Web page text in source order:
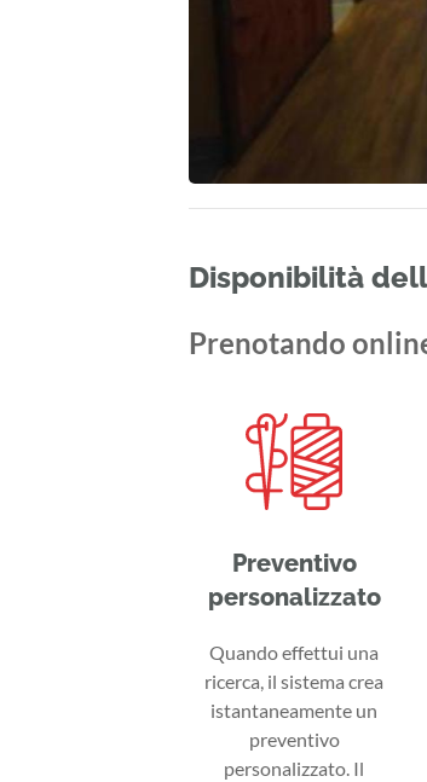
Disponibilità
Prenotando
Preventivo
personalizzato
Quando effettui una
ricerca, il sistema crea
istantaneamente un
preventivo
personalizzato. Il